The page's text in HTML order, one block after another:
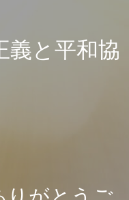
義と平和協